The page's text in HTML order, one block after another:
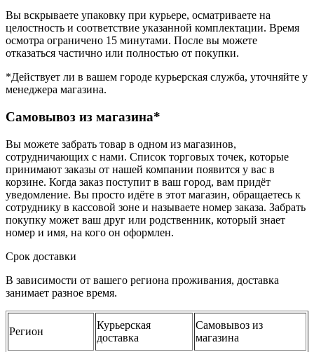
Вы вскрываете упаковку при курьере, осматриваете на
целостность и соответствие указанной комплектации. Время
осмотра ограничено 15 минутами. После вы можете
отказаться частично или полностью от покупки.
*Действует ли в вашем городе курьерская служба, уточняйте у
менеджера магазина.
Самовывоз из магазина*
Вы можете забрать товар в одном из магазинов,
сотрудничающих с нами. Список торговых точек, которые
принимают заказы от нашей компании появится у вас в
корзине. Когда заказ поступит в ваш город, вам придёт
уведомление. Вы просто идёте в этот магазин, обращаетесь к
сотруднику в кассовой зоне и называете номер заказа. Забрать
покупку может ваш друг или родственник, который знает
номер и имя, на кого он оформлен.
Срок доставки
В зависимости от вашего региона проживания, доставка
занимает разное время.
Регион
Курьерская
доставка
Самовывоз из
магазина